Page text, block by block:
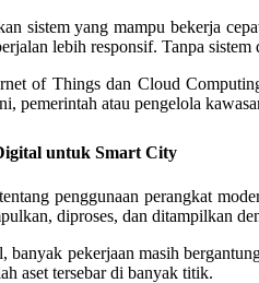
sistem yang mampu bekerja
lebih responsif. Tanpa
of Things dan Cloud
pemerintah atau pengelola
untuk Smart City
penggunaan perangkat
diproses, dan ditampilkan
banyak pekerjaan masih
aset tersebar di banyak titik.